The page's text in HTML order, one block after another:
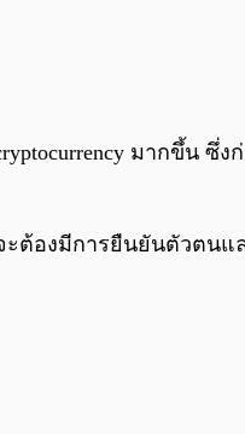
มากขึ้น ซึ่ง
ะต้องมีการยืนยันตัวตน